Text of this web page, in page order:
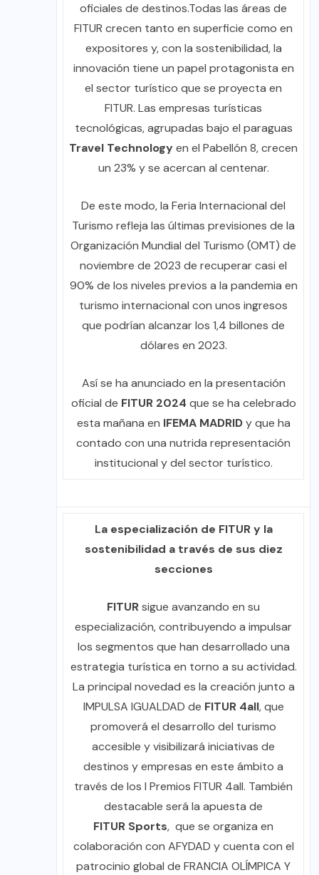
oficiales de destinos.Todas las áreas de
FITUR crecen tanto en superficie como en
expositores y, con la sostenibilidad, la
innovación tiene un papel protagonista en
el sector turístico que se proyecta en
FITUR. Las empresas turísticas
tecnológicas, agrupadas bajo el paraguas
Travel Technologyen el Pabellón 8, crecen
un 23% y se acercan al centenar.
De este modo, la Feria Internacional del
Turismo refleja las últimas previsiones de la
Organización Mundial del Turismo (OMT) de
noviembre de 2023 de recuperar casi el
90% de los niveles previos a la pandemia en
turismo internacional con unos ingresos
que podrían alcanzar los 1,4 billones de
dólares en 2023.
Así se ha anunciado en la presentación
oficial de FITUR 2024 que se ha celebrado
esta mañana en IFEMA MADRIDy que ha
contado con una nutrida representación
institucional y del sector turístico.
La especialización de FITUR y la
sostenibilidad a través de sus diez
secciones
FITURsigue avanzando en su
especialización, contribuyendo a impulsar
los segmentos que han desarrollado una
estrategia turística en torno a su actividad.
La principal novedad es la creación junto a
IMPULSA IGUALDAD de FITUR 4all, que
promoverá el desarrollo del turismo
accesible y visibilizará iniciativas de
destinos y empresas en este ámbito a
través de los I Premios FITUR 4all. También
destacable será la apuesta de
FITUR Sports, que se organiza en
colaboración con AFYDAD y cuenta con el
patrocinio global de FRANCIA OLÍMPICA Y